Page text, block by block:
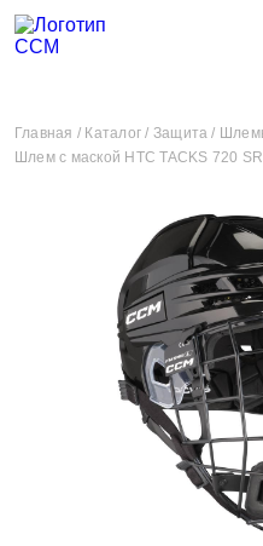
Главная / Каталог / Защита /
Шлем с маской HTC TACKS 720